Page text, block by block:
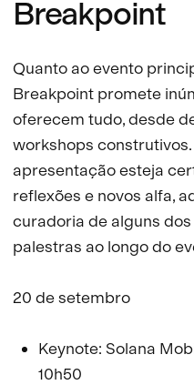
Breakpoint
Quanto ao evento
Breakpoint promete
oferecem tudo, desde
workshops
apresentação esteja
reflexões e novos alfa,
curadoria de alguns
palestras ao longo do
20 de setembro
Keynote: Solana
10h50